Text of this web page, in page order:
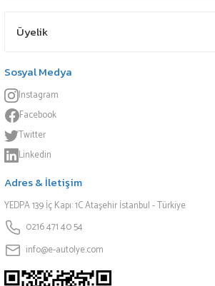
Üyelik
Sosyal Medya
Instagram
Facebook
Twitter
Linkedin
Adres & İletişim
YEDPA 139 İç Kapı: 1C Ataşehir İstanbul - Türkiye
0216 471 40 54
info@e-autolye.com